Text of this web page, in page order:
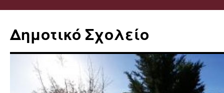
Δημοτικό Σχολείο